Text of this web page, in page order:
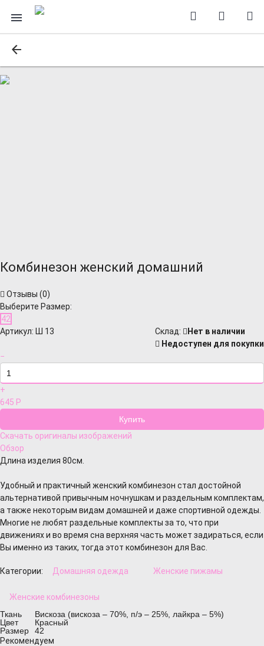
Комбинезон женский домашний
Отзывы (0)
Выберите Размер:
42
Артикул: Ш 13 Cклад:
Нет в наличии
Недоступен для покупки
−
+
645 Р
Скачать оригиналы изображений
Обзор
Длина изделия 80см.
Удобный и практичный женский комбинезон стал достойной
альтернативой привычным ночнушкам и раздельным комплектам,
а также некоторым видам домашней и даже спортивной одежды.
Многие не любят раздельные комплекты за то, что при
движениях и во время сна верхняя часть может задираться, если
Вы именно из таких, тогда этот комбинезон для Вас.
Категории: Домашняя одежда Женские пижамы
Женские комбинезоны
Ткань
Вискоза (вискоза – 70%, п/э – 25%, лайкра – 5%)
Цвет
Красный
Размер
42
Рекомендуем